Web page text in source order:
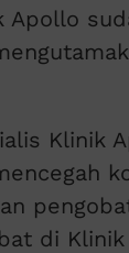
Apollo
Klinik
di